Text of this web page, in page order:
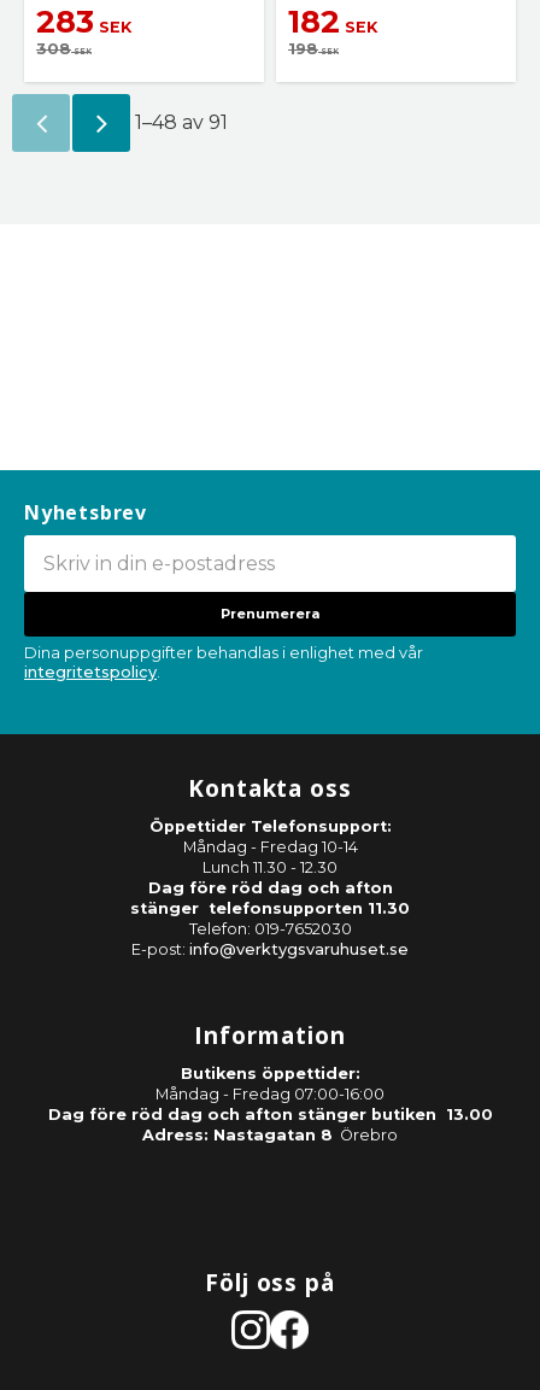
283 SEK
308SEK
182 SEK
198SEK
1–48 av 91
Nyhetsbrev
Prenumerera
Dina personuppgifter behandlas i enlighet med vår
integritetspolicy.
Kontakta oss
Öppettider Telefonsupport:
Måndag - Fredag 10-14
Lunch 11.30 - 12.30
Dag före röd dag och afton
stänger telefonsupporten 11.30
Telefon: 019-7652030
E-post: info@verktygsvaruhuset.se
Information
Butikens öppettider:
Måndag - Fredag 07:00-16:00
Dag före röd dag och afton stänger butiken 13.00
Adress: Nastagatan 8 Örebro
Följ oss på